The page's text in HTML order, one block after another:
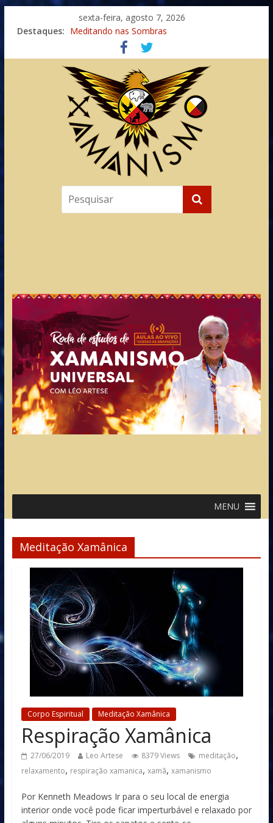
sexta-feira, agosto 7, 2026
Destaques: Meditando nas Sombras
Autosuficiência: A Jornada do Espírito Ancestral
Xamanismo Universal
Totens – Caminho Espiritual – Crescimento
Imaginação na Cura
MENU
Meditação Xamânica
Corpo Espiritual Meditação Xamânica
Respiração Xamânica
27/06/2019 Leo Artese 8379 Views meditação,
relaxamento, respiração xamanica, xamã, xamanismo
Por Kenneth Meadows Ir para o seu local de energia
interior onde você pode ficar imperturbável e relaxado por